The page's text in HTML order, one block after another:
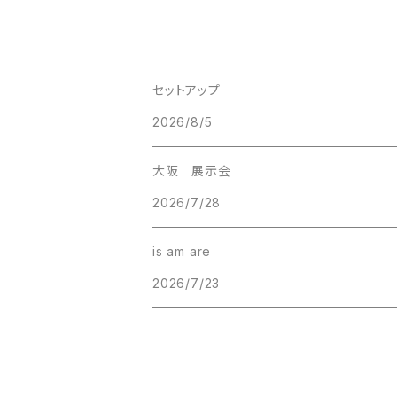
セットアップ
2026/8/5
大阪 展示会
2026/7/28
is am are
2026/7/23